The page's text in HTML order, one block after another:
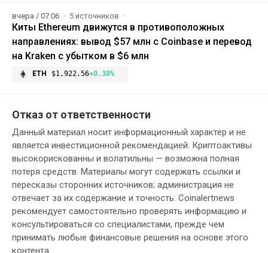
вчера / 07:06 5 источников
Киты Ethereum движутся в противоположных
направлениях: вывод $57 млн с Coinbase и перевод
на Kraken с убытком в $6 млн
ETH $1,922.56+0.38%
Отказ от ответственности
Данный материал носит информационный характер и не
является инвестиционной рекомендацией. Криптоактивы
высокорискованны и волатильны — возможна полная
потеря средств. Материалы могут содержать ссылки и
пересказы сторонних источников; администрация не
отвечает за их содержание и точность. Coinalertnews
рекомендует самостоятельно проверять информацию и
консультироваться со специалистами, прежде чем
принимать любые финансовые решения на основе этого
контента.